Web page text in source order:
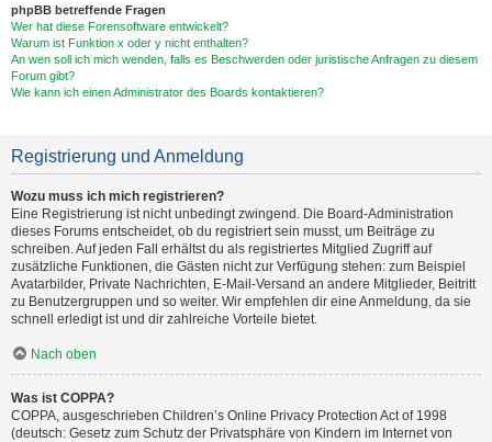
phpBB betreffende Fragen
Wer hat diese Forensoftware entwickelt?
Warum ist Funktion x oder y nicht enthalten?
An wen soll ich mich wenden, falls es Beschwerden oder juristische Anfragen zu diesem
Forum gibt?
Wie kann ich einen Administrator des Boards kontaktieren?
Registrierung und Anmeldung
Wozu muss ich mich registrieren?
Eine Registrierung ist nicht unbedingt zwingend. Die Board-Administration
dieses Forums entscheidet, ob du registriert sein musst, um Beiträge zu
schreiben. Auf jeden Fall erhältst du als registriertes Mitglied Zugriff auf
zusätzliche Funktionen, die Gästen nicht zur Verfügung stehen: zum Beispiel
Avatarbilder, Private Nachrichten, E-Mail-Versand an andere Mitglieder, Beitritt
zu Benutzergruppen und so weiter. Wir empfehlen dir eine Anmeldung, da sie
schnell erledigt ist und dir zahlreiche Vorteile bietet.
Nach oben
Was ist COPPA?
COPPA, ausgeschrieben Children’s Online Privacy Protection Act of 1998
(deutsch: Gesetz zum Schutz der Privatsphäre von Kindern im Internet von